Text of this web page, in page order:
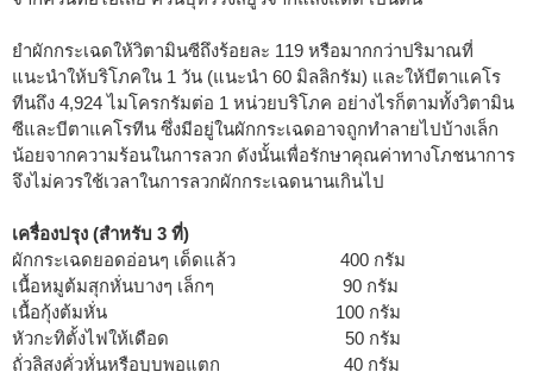
ยำผักกระเฉดให้วิตามินซีถึงร้อยละ 119 หรือมากกว่าปริมาณที่
แนะนำให้บริโภคใน 1 วัน (แนะนำ 60 มิลลิกรัม) และให้บีตาแคโร
ทีนถึง 4,924 ไมโครกรัมต่อ 1 หน่วยบริโภค อย่างไรก็ตามทั้งวิตามิน
ซีและบีตาแคโรทีน ซึ่งมีอยู่ในผักกระเฉดอาจถูกทำลายไปบ้างเล็ก
น้อยจากความร้อนในการลวก ดังนั้นเพื่อรักษาคุณค่าทางโภชนาการ
จึงไม่ควรใช้เวลาในการลวกผักกระเฉดนานเกินไป
เครื่องปรุง (สำหรับ 3 ที่)
ผักกระเฉดยอดอ่อนๆ เด็ดแล้ว 400 กรัม
เนื้อหมูต้มสุกหั่นบางๆ เล็กๆ 90 กรัม
เนื้อกุ้งต้มหั่น 100 กรัม
หัวกะทิตั้งไฟให้เดือด 50 กรัม
ถั่วลิสงคั่วหั่นหรือบุบพอแตก 40 กรัม